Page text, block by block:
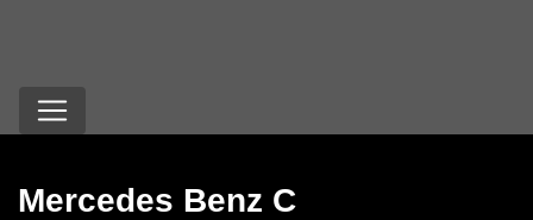
Mercedes Benz C